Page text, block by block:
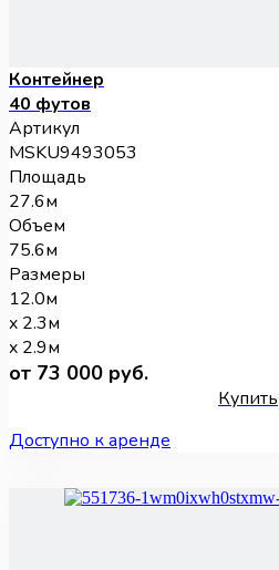
Контейнер
40 футов
Артикул
MSKU9493053
Площадь
27.6м
Объем
75.6м
Размеры
12.0м
x 2.3м
x 2.9м
от 73 000 руб.
Купить
Доступно к аренде